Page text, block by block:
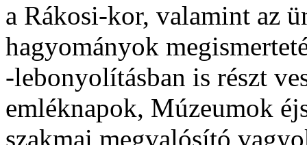
a Rákosi-kor, valamint az
hagyományok
-lebonyolításban is részt
emléknapok, Múzeumok
szakmai megvalósító